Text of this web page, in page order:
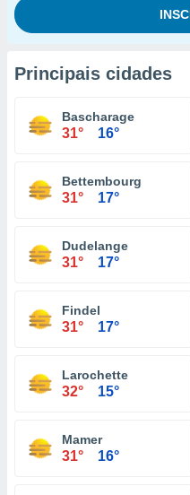
Principais cidades
Bascharage
31° 16°
Bettembourg
31° 17°
Dudelange
31° 17°
Findel
31° 17°
Larochette
32° 15°
Mamer
31° 16°